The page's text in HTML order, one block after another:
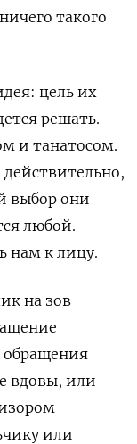
такого
цель их
решать.
и танатосом.
выбор они
любой.
нам к лицу.
на зов
обращения
вдовы, или
или